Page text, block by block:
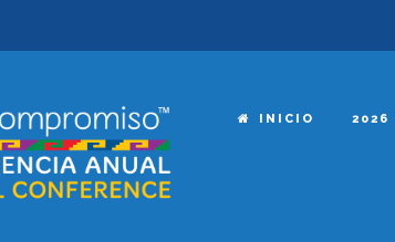
INICIO 2026